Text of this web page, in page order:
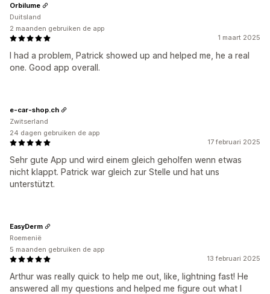
1 maart 2025
I had a problem, Patrick showed up and helped me, he a real
one. Good app overall.
Orbilume
Duitsland
2 maanden gebruiken de app
17 februari 2025
Sehr gute App und wird einem gleich geholfen wenn etwas
nicht klappt. Patrick war gleich zur Stelle und hat uns
unterstützt.
e-car-shop.ch
Zwitserland
24 dagen gebruiken de app
13 februari 2025
Arthur was really quick to help me out, like, lightning fast! He
answered all my questions and helped me figure out what I
EasyDerm
Roemenië
5 maanden gebruiken de app